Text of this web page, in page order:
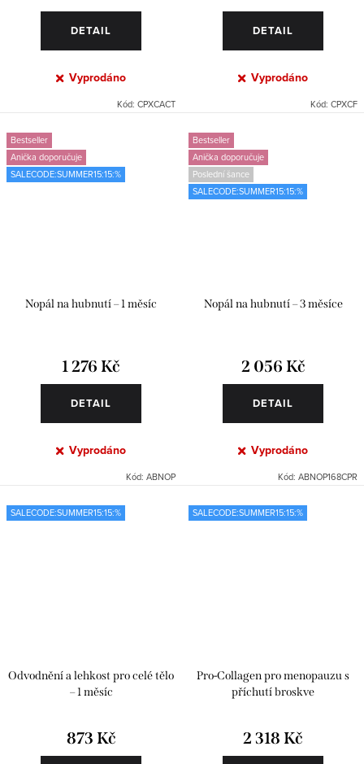
DETAIL
Vyprodáno
Kód: CPXCACT
DETAIL
Vyprodáno
Kód: CPXCF
Bestseller
Anička doporučuje
SALECODE:SUMMER15:15:%
Nopál na hubnutí – 1 měsíc
1 276 Kč
DETAIL
Vyprodáno
Kód: ABNOP
Bestseller
Anička doporučuje
Poslední šance
SALECODE:SUMMER15:15:%
Nopál na hubnutí – 3 měsíce
2 056 Kč
DETAIL
Vyprodáno
Kód: ABNOP168CPR
SALECODE:SUMMER15:15:%
Odvodnění a lehkost pro celé tělo
– 1 měsíc
873 Kč
SALECODE:SUMMER15:15:%
Pro-Collagen pro menopauzu s
příchutí broskve
2 318 Kč